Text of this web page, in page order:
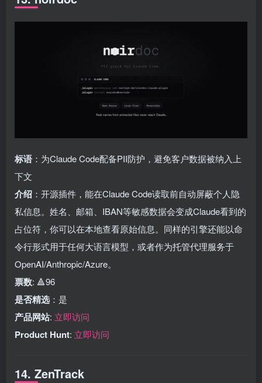
标语 ：为Claude Code配备PII防护，避免客户数据被纳入上
下文
介绍 ：开源插件，能在Claude Code读取前自动屏蔽个人隐
私信息。姓名、邮箱、IBAN等敏感数据会变成Claude看到的
占位符，你可以在本地查看原始信息。同样的引擎还能以命
令行形式用于任何大语言模型，或者作为托管代理服务于
OpenAI/Anthropic/Azure。
票数: 🔺96
是否精选 ：是
产品网站: 立即访问
Product Hunt: 立即访问
14. ZenTrack